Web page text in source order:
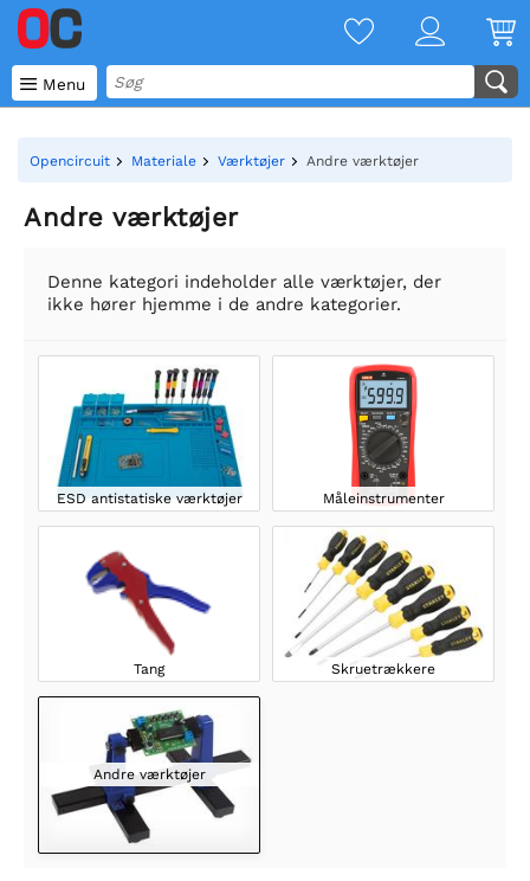
 Menu
Opencircuit Materiale Værktøjer Andre værktøjer
Andre værktøjer
Denne kategori indeholder alle værktøjer, der
ikke hører hjemme i de andre kategorier.
ESD antistatiske værktøjer Måleinstrumenter
Tang Skruetrækkere
Andre værktøjer